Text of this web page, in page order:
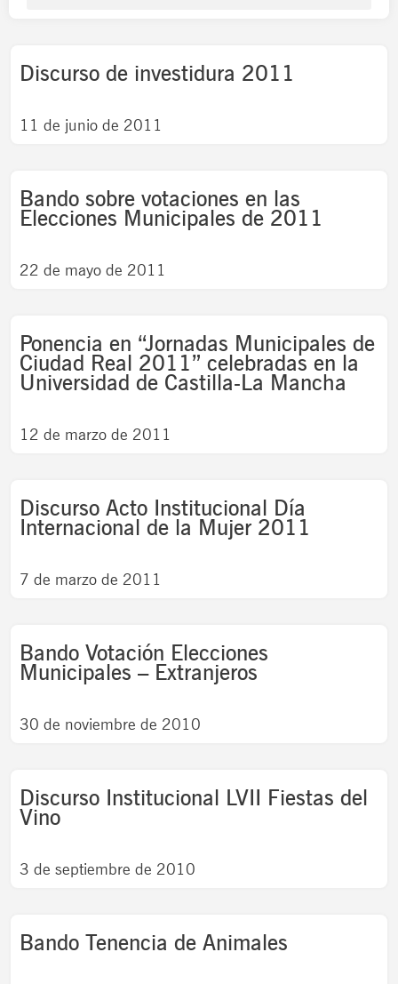
Discurso de investidura 2011
11 de junio de 2011
Bando sobre votaciones en las
Elecciones Municipales de 2011
22 de mayo de 2011
Ponencia en “Jornadas Municipales de
Ciudad Real 2011” celebradas en la
Universidad de Castilla-La Mancha
12 de marzo de 2011
Discurso Acto Institucional Día
Internacional de la Mujer 2011
7 de marzo de 2011
Bando Votación Elecciones
Municipales – Extranjeros
30 de noviembre de 2010
Discurso Institucional LVII Fiestas del
Vino
3 de septiembre de 2010
Bando Tenencia de Animales